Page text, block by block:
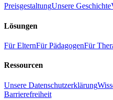
PreisgestaltungUnsere Geschichte
Lösungen
Für ElternFür PädagogenFür
Ressourcen
Unsere Datenschutzerklärung
Barrierefreiheit